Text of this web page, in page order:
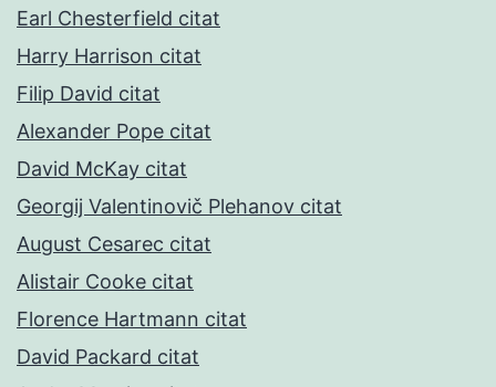
Earl Chesterfield citat
Harry Harrison citat
Filip David citat
Alexander Pope citat
David McKay citat
Georgij Valentinovič Plehanov citat
August Cesarec citat
Alistair Cooke citat
Florence Hartmann citat
David Packard citat